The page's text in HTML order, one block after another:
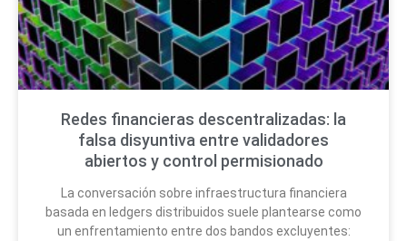
Redes financieras descentralizadas: la
falsa disyuntiva entre validadores
abiertos y control permisionado
La conversación sobre infraestructura financiera
basada en ledgers distribuidos suele plantearse como
un enfrentamiento entre dos bandos excluyentes: